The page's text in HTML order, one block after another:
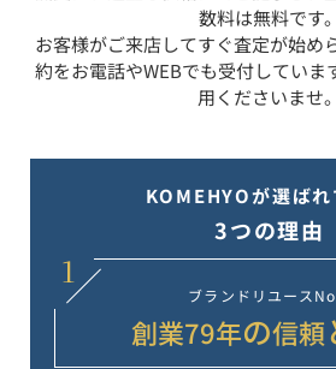
数料は無料です。
お客様がご来店してすぐ査定が始め
約をお電話やWEBでも受付していま
用くださいませ。
KOMEHYOが選ばれ
3つの理由
1
ブランドリユース
創業79年の信頼